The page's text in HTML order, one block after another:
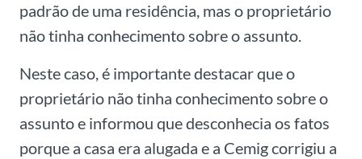
padrão de uma residência, mas o proprietário
não tinha conhecimento sobre o assunto.
Neste caso, é importante destacar que o
proprietário não tinha conhecimento sobre o
assunto e informou que desconhecia os fatos
porque a casa era alugada e a Cemig corrigiu a